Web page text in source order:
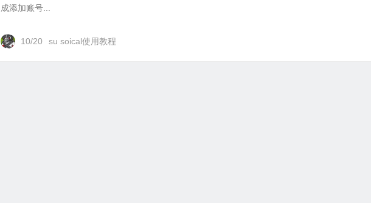
成添加账号...
10/20 su soical使用教程